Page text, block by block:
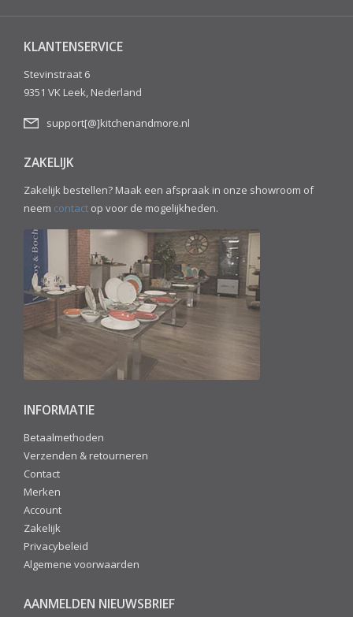
KLANTENSERVICE
Stevinstraat 6
9351 VK Leek, Nederland
support[@]kitchenandmore.nl
ZAKELIJK
Zakelijk bestellen? Maak een afspraak in onze showroom of
neem contact op voor de mogelijkheden.
INFORMATIE
Betaalmethoden
Verzenden & retourneren
Contact
Merken
Account
Zakelijk
Privacybeleid
Algemene voorwaarden
AANMELDEN NIEUWSBRIEF